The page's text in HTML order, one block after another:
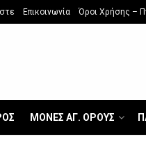
Επικοινωνία Όροι Χρήσης –
ΜΟΝΕΣ ΑΓ. ΟΡΟΥΣ